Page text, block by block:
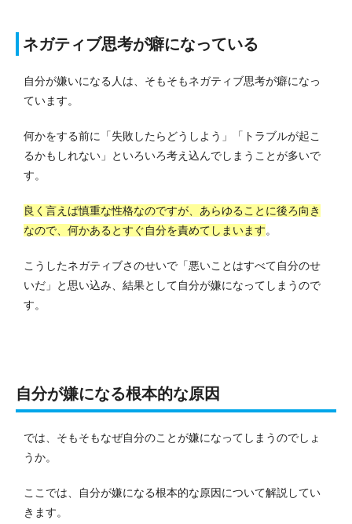
ネガティブ思考が癖になっている
自分が嫌いになる人は、そもそもネガティブ思考が癖になっ
ています。
何かをする前に「失敗したらどうしよう」「トラブルが起こ
るかもしれない」といろいろ考え込んでしまうことが多いで
す。
良く言えば慎重な性格なのですが、あらゆることに後ろ向き
なので、何かあるとすぐ自分を責めてしまいます。
こうしたネガティブさのせいで「悪いことはすべて自分のせ
いだ」と思い込み、結果として自分が嫌になってしまうので
す。
自分が嫌になる根本的な原因
では、そもそもなぜ自分のことが嫌になってしまうのでしょ
うか。
ここでは、自分が嫌になる根本的な原因について解説してい
きます。